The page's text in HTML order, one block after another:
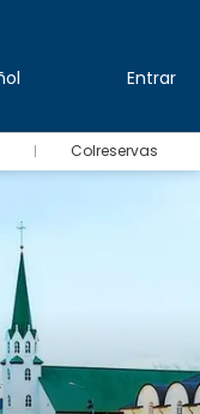
Entrar
Colreservas